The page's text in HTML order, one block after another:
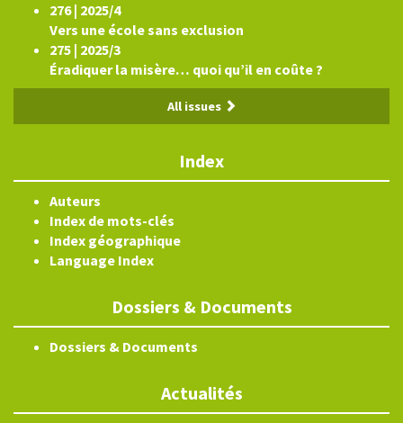
276 | 2025/4
Vers une école sans exclusion
275 | 2025/3
Éradiquer la misère… quoi qu’il en coûte ?
All issues
Index
Auteurs
Index de mots-clés
Index géographique
Language Index
Dossiers & Documents
Dossiers & Documents
Actualités